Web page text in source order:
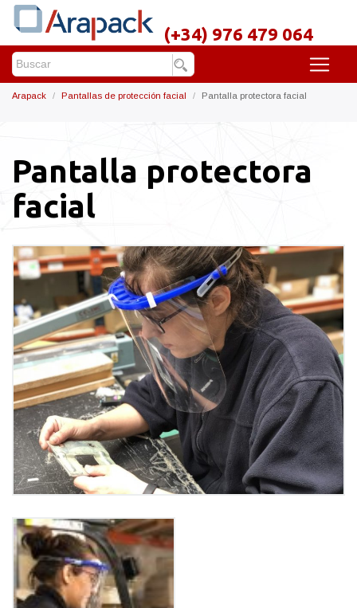
(+34) 976 479 064
Arapack Pantallas de protección facial Pantalla protectora facial
Pantalla protectora
facial